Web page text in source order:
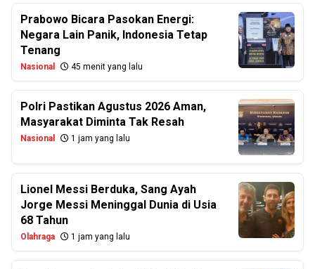
Prabowo Bicara Pasokan Energi:
Negara Lain Panik, Indonesia Tetap
Tenang
Nasional 45 menit yang lalu
Polri Pastikan Agustus 2026 Aman,
Masyarakat Diminta Tak Resah
Nasional 1 jam yang lalu
Lionel Messi Berduka, Sang Ayah
Jorge Messi Meninggal Dunia di Usia
68 Tahun
Olahraga 1 jam yang lalu